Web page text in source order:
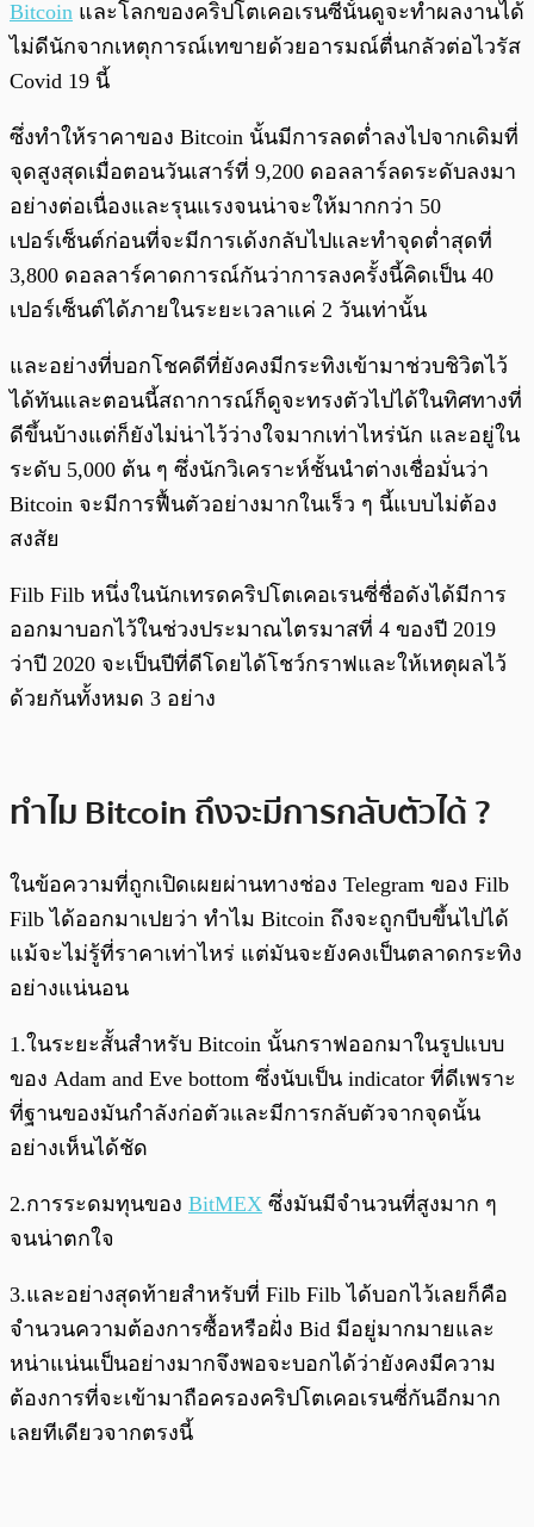
Bitcoin และโลกของคริปโตเคอเรนซี่นั้นดูจะทำผลงานได้
ไม่ดีนักจากเหตุการณ์เทขายด้วยอารมณ์ตื่นกลัวต่อไวรัส
Covid 19 นี้
ซึ่งทำให้ราคาของ Bitcoin นั้นมีการลดต่ำลงไปจากเดิมที่
จุดสูงสุดเมื่อตอนวันเสาร์ที่ 9,200 ดอลลาร์ลดระดับลงมา
อย่างต่อเนื่องและรุนแรงจนน่าจะให้มากกว่า 50
เปอร์เซ็นต์ก่อนที่จะมีการเด้งกลับไปและทำจุดต่ำสุดที่
3,800 ดอลลาร์คาดการณ์กันว่าการลงครั้งนี้คิดเป็น 40
เปอร์เซ็นต์ได้ภายในระยะเวลาแค่ 2 วันเท่านั้น
และอย่างที่บอกโชคดีที่ยังคงมีกระทิงเข้ามาช่วบชิวิตไว้
ได้ทันและตอนนี้สถาการณ์ก็ดูจะทรงตัวไปได้ในทิศทางที่
ดีขึ้นบ้างแต่ก็ยังไม่น่าไว้ว่างใจมากเท่าไหร่นัก และอยู่ใน
ระดับ 5,000 ต้น ๆ ซึ่งนักวิเคราะห์ชั้นนำต่างเชื่อมั่นว่า
Bitcoin จะมีการฟื้นตัวอย่างมากในเร็ว ๆ นี้แบบไม่ต้อง
สงสัย
Filb Filb หนึ่งในนักเทรดคริปโตเคอเรนซี่ชื่อดังได้มีการ
ออกมาบอกไว้ในช่วงประมาณไตรมาสที่ 4 ของปี 2019
ว่าปี 2020 จะเป็นปีที่ดีโดยได้โชว์กราฟและให้เหตุผลไว้
ด้วยกันทั้งหมด 3 อย่าง
ทำไม Bitcoin ถึงจะมีการกลับตัวได้ ?
ในข้อความที่ถูกเปิดเผยผ่านทางช่อง Telegram ของ Filb
Filb ได้ออกมาเปยว่า ทำไม Bitcoin ถึงจะถูกบีบขึ้นไปได้
แม้จะไม่รู้ที่ราคาเท่าไหร่ แต่มันจะยังคงเป็นตลาดกระทิง
อย่างแน่นอน
1.ในระยะสั้นสำหรับ Bitcoin นั้นกราฟออกมาในรูปแบบ
ของ Adam and Eve bottom ซึ่งนับเป็น indicator ที่ดีเพราะ
ที่ฐานของมันกำลังก่อตัวและมีการกลับตัวจากจุดนั้น
อย่างเห็นได้ชัด
2.การระดมทุนของ BitMEX ซึ่งมันมีจำนวนที่สูงมาก ๆ
จนน่าตกใจ
3.และอย่างสุดท้ายสำหรับที่ Filb Filb ได้บอกไว้เลยก็คือ
จำนวนความต้องการซื้อหรือฝั่ง Bid มีอยู่มากมายและ
หน่าแน่นเป็นอย่างมากจึงพอจะบอกได้ว่ายังคงมีความ
ต้องการที่จะเข้ามาถือครองคริปโตเคอเรนซี่กันอีกมาก
เลยทีเดียวจากตรงนี้